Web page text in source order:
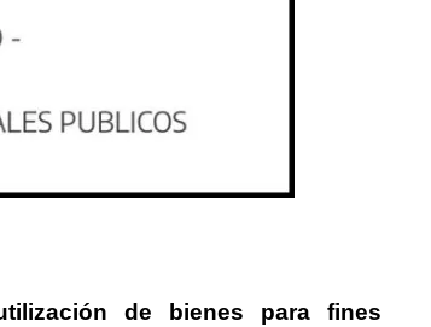
de bienes para fines